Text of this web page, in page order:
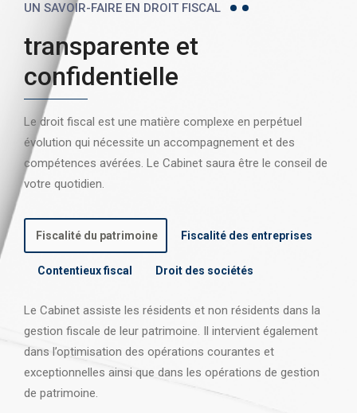
UN SAVOIR-FAIRE EN DROIT FISCAL
transparente et
confidentielle
Le droit fiscal est une matière complexe en perpétuel
évolution qui nécessite un accompagnement et des
compétences avérées. Le Cabinet saura être le conseil de
votre quotidien.
Fiscalité du patrimoine Fiscalité des entreprises
Contentieux fiscal Droit des sociétés
Le Cabinet assiste les résidents et non résidents dans la
gestion fiscale de leur patrimoine. Il intervient également
dans l’optimisation des opérations courantes et
exceptionnelles ainsi que dans les opérations de gestion
de patrimoine.